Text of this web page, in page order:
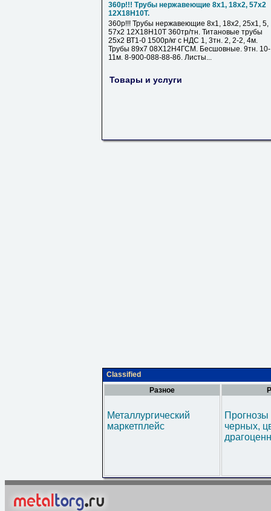
360р!!! Трубы нержавеющие 8х1, 18х2, 57х2
12Х18Н10Т.
360р!!! Трубы нержавеющие 8х1, 18х2, 25х1, 5,
57х2 12Х18Н10Т 360тр/тн. Титановые трубы
25х2 ВТ1-0 1500р/кг с НДС 1, 3тн. 2, 2-2, 4м.
Трубы 89х7 08Х12Н4ГСМ. Бесшовные. 9тн. 10-
11м. 8-900-088-88-86. Листы...
Товары и услуги
Classified
Разное
Металлургический
маркетплейс
черных,